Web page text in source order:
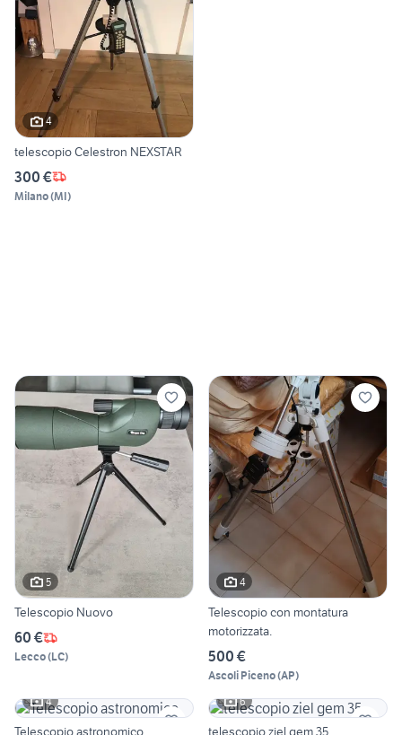
4
telescopio Celestron NEXSTAR
300 €
Milano(MI)
5
Telescopio Nuovo
60 €
Lecco(LC)
4
Telescopio con montatura
motorizzata.
500 €
Ascoli Piceno(AP)
4
Telescopio astronomico
6
telescopio ziel gem 35